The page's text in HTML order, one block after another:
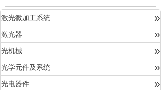
激光微加工系统 »
激光器 »
光机械 »
光学元件及系统 »
光电器件 »